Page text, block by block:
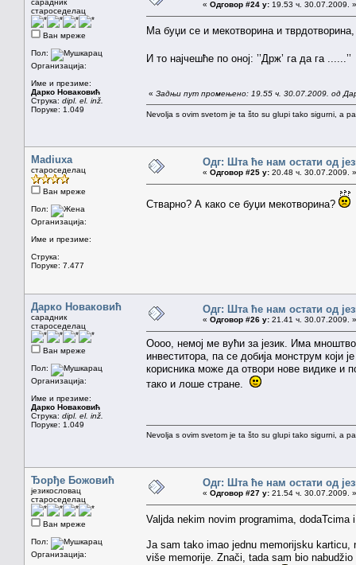
сарадник
староседелац
Ван мреже
Пол:
Организација:
Име и презиме:
Дарко Новаковић
Струка: dipl. el. inž.
Поруке: 1.049
« Одговор #24 у: 19.53 ч. 30.07.2009. »
Ма буџи се и мекотворина и
И то најчешће по оној: ’’Држ’ га да га
« Задњи пут промењено: 19.55 ч. 30.07.2009. од
Nevolja s ovim svetom je ta što su glupi tako sigurni, a
Madiuxa
староседелац
Ван мреже
Пол:
Организација:
Име и презиме:
Струка:
Поруке: 7.477
Одг: Шта ће нам остати од
« Одговор #25 у: 20.48 ч. 30.07.2009. »
Стварно? А како се буџи мекотворина?
Дарко Новаковић
сарадник
староседелац
Ван мреже
Пол:
Организација:
Име и презиме:
Дарко Новаковић
Струка: dipl. el. inž.
Поруке: 1.049
Одг: Шта ће нам остати од
« Одговор #26 у: 21.41 ч. 30.07.2009. »
Оооо, немој ме вући за језик. Има
инвеститора, па се добија монструм
корисника може да отвори нове видике и
тако и лоше стране.
Nevolja s ovim svetom je ta što su glupi tako sigurni, a
Ђорђе Божовић
језикословац
староседелац
Ван мреже
Пол:
Организација:
Одг: Шта ће нам остати од
« Одговор #27 у: 21.54 ч. 30.07.2009. »
Valjda nekim novim programima,
Ja sam tako imao jednu memorijsku
više memorije. Znači, tada sam bio